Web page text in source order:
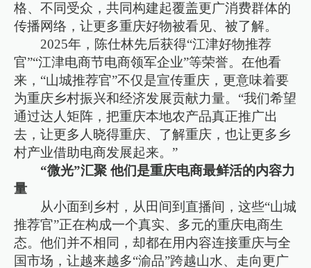
格、不同受众，共同构建起覆盖更广消费群体的
传播网络，让更多重庆好物被看见、被了解。
2025年，陈仕林先后获得“江津好物推荐
官”“江津电商节电商领军企业”等荣誉。在他看
来，“山城推荐官”不仅是宣传重庆，更意味着要
为重庆乡村振兴和经济发展贡献力量。“我们希望
通过达人矩阵，把重庆本地农产品真正推广出
去，让更多人晓得重庆、了解重庆，也让更多乡
村产业借助电商发展起来。”
“微光”汇聚 他们是重庆电商最鲜活的内容力
量
从小面到乡村，从田间到直播间，这些“山城
推荐官”正在构成一个真实、多元的重庆电商生
态。他们并不相同，却都在用内容连接重庆与全
国市场，让越来越多“渝品”跨越山水、走向更广